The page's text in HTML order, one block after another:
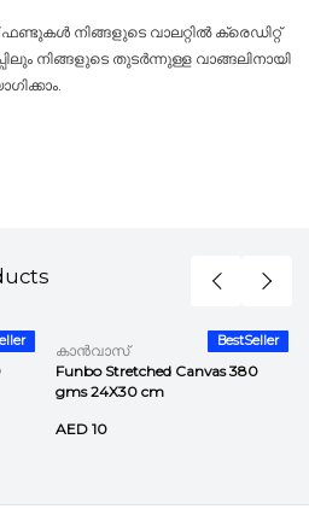
നിങ്ങളുടെ വാലറ്റിൽ ക്രെഡിറ്റ്
നിങ്ങളുടെ തുടർന്നുള്ള വാങ്ങലിനായി
BestSeller
കാൻവാസ്
Funbo Stretched Canvas 380
gms 24X30 cm
AED 10